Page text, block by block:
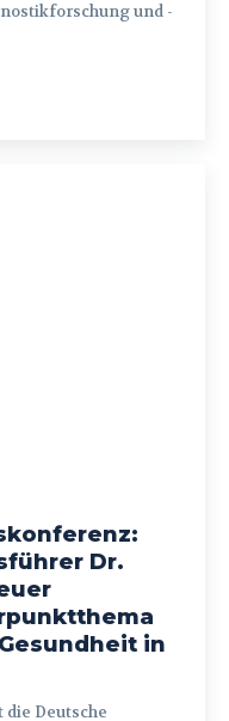
und -
Dr.
in